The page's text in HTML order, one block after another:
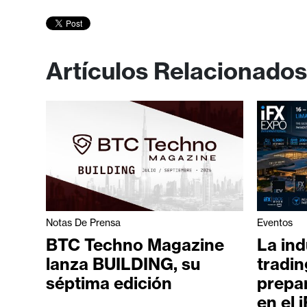
Artículos Relacionados
Notas De Prensa
BTC Techno Magazine
lanza BUILDING, su
séptima edición
Eventos
La
en el